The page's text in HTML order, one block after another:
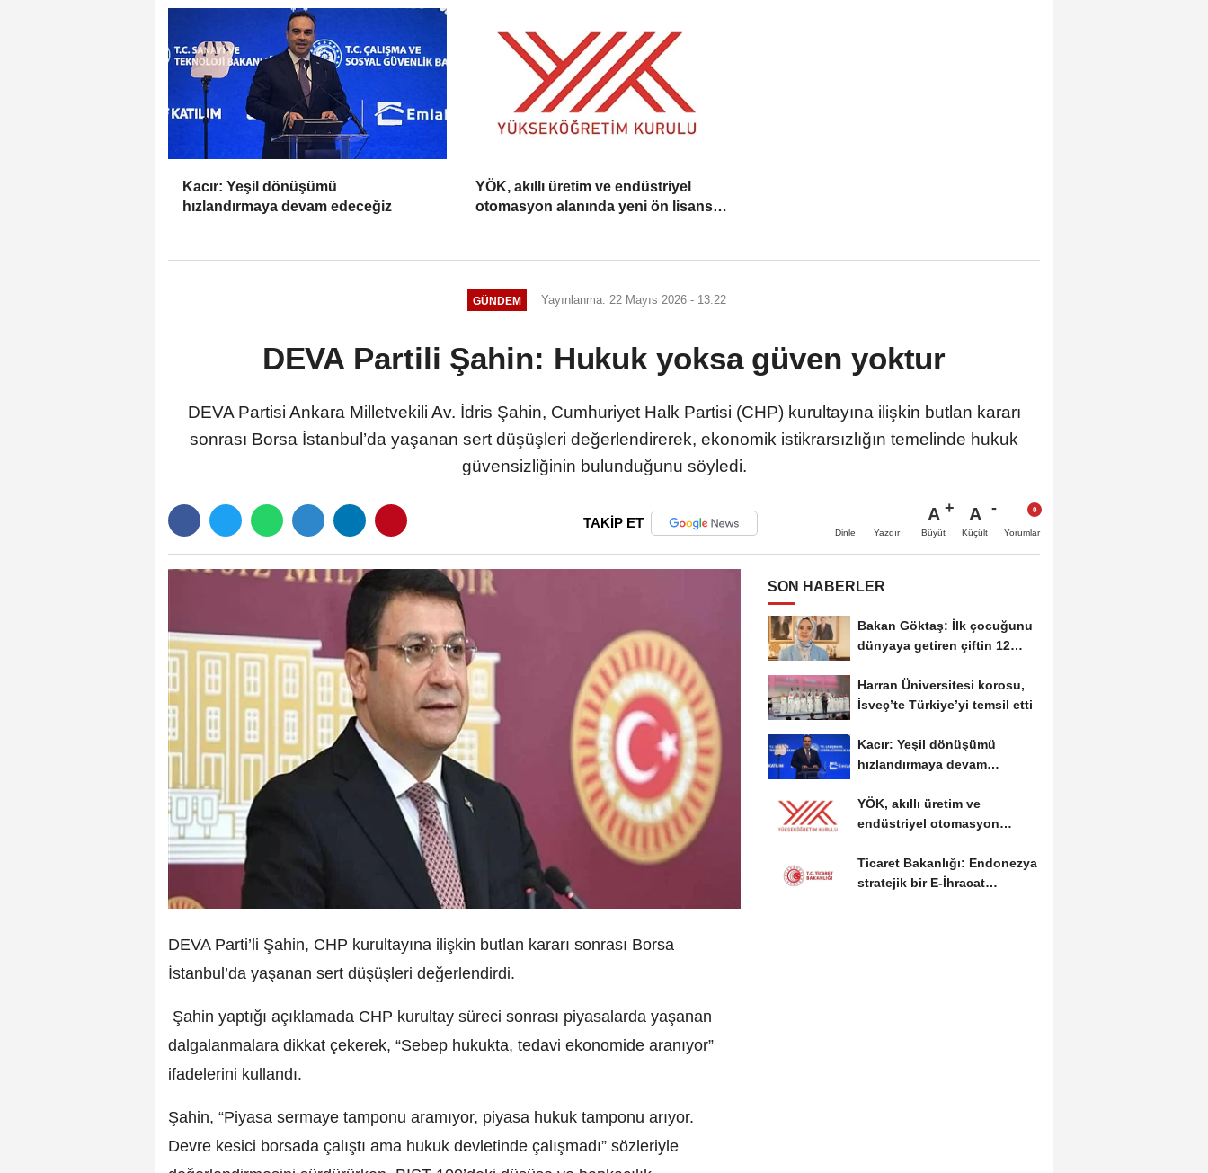
Kacır: Yeşil dönüşümü
hızlandırmaya devam edeceğiz
YÖK, akıllı üretim ve endüstriyel
otomasyon alanında yeni ön lisans
GÜNDEM Yayınlanma: 22 Mayıs 2026 - 13:22
DEVA Partili Şahin: Hukuk yoksa güven yoktur
DEVA Partisi Ankara Milletvekili Av. İdris Şahin, Cumhuriyet Halk Partisi (CHP) kurultayına ilişkin butlan kararı
sonrası Borsa İstanbul’da yaşanan sert düşüşleri değerlendirerek, ekonomik istikrarsızlığın temelinde hukuk
güvensizliğinin bulunduğunu söyledi.
TAKİP ET
Dinle Yazdır
A
Büyüt
A
Küçült Yorumlar
DEVA Parti’li Şahin, CHP kurultayına ilişkin butlan kararı sonrası Borsa
İstanbul’da yaşanan sert düşüşleri değerlendirdi.
Şahin yaptığı açıklamada CHP kurultay süreci sonrası piyasalarda yaşanan
dalgalanmalara dikkat çekerek, “Sebep hukukta, tedavi ekonomide aranıyor”
ifadelerini kullandı.
Şahin, “Piyasa sermaye tamponu aramıyor, piyasa hukuk tamponu arıyor.
Devre kesici borsada çalıştı ama hukuk devletinde çalışmadı” sözleriyle
SON HABERLER
Bakan Göktaş: İlk çocuğunu
dünyaya getiren çiftin 12
Harran Üniversitesi korosu,
İsveç’te Türkiye’yi temsil etti
Kacır: Yeşil dönüşümü
hızlandırmaya devam
YÖK, akıllı üretim ve
endüstriyel otomasyon
Ticaret Bakanlığı: Endonezya
stratejik bir E-İhracat